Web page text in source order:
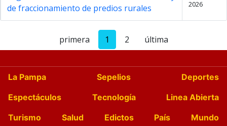
de fraccionamiento de predios rurales
2026
primera 1 2 última
La Pampa Sepelios
Deportes
Espectáculos
Tecnología
Linea Abierta
Turismo
Salud Edictos País
Mundo